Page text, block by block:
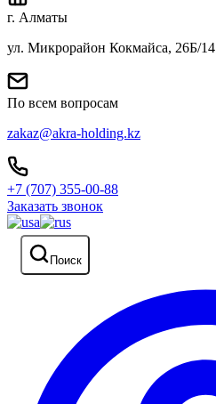
г. Алматы
ул. Микрорайон Кокмайса, 26Б/14
По всем вопросам
zakaz@akra-holding.kz
+7 (707) 355-00-88
Заказать звонок
Поиск